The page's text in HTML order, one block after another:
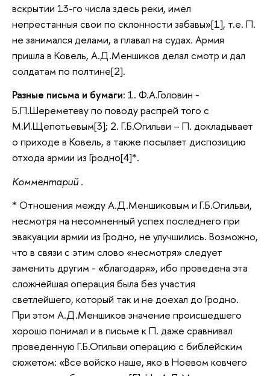
вскрытии 13-го числа здесь реки, имел
непрестанныя свои по склонности забавы»[1], т.е. П.
не занимался делами, а плавал на судах. Армия
пришла в Ковель, А.Д.Меншиков делал смотр и дал
солдатам по полтине[2].
Разные письма и бумаги: 1. Ф.А.Головин -
Б.П.Шереметеву по поводу распрей того с
М.И.Щепотьевым[3]; 2. Г.Б.Огильви – П. докладывает
о приходе в Ковель, а также посылает диспозицию
отхода армии из Гродно[4]*.
Комментарий .
* Отношения между А.Д.Меншиковым и Г.Б.Огильви,
несмотря на несомненный успех последнего при
эвакуации армии из Гродно, не улучшились. Возможно,
что в связи с этим слово «несмотря» следует
заменить другим - «благодаря», ибо проведена эта
сложнейшая операция была без участия
светлейшего, который так и не доехал до Гродно.
При этом А.Д.Меншиков значение происшедшего
хорошо понимал и в письме к П. даже сравнивал
проведенную Г.Б.Огильви операцию с библейским
сюжетом: «Все войско наше, яко в Ноевом ковчего